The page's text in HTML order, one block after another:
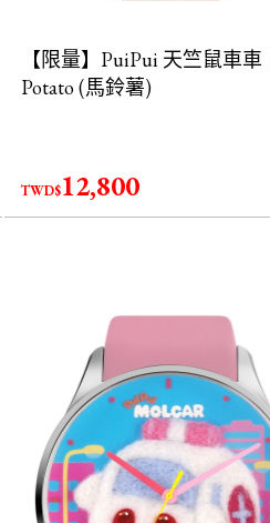
【限量】PuiPui 天竺鼠車車｜
Potato (馬鈴薯)
TWD$12,800